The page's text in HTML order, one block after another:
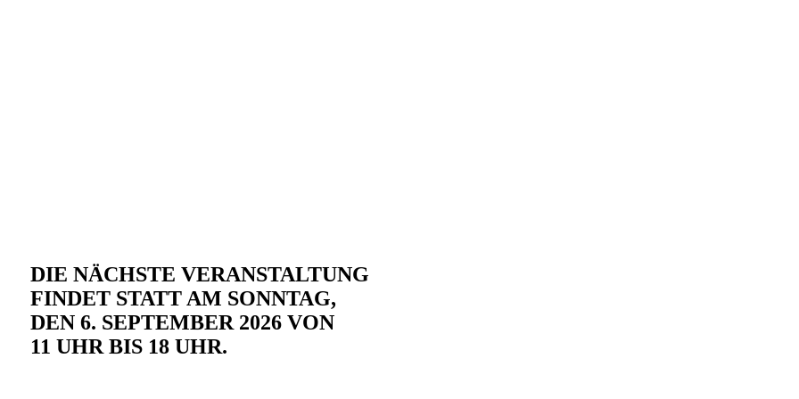
DIE NÄCHSTE VERANSTALTUNG
FINDET STATT AM SONNTAG,
DEN 6. SEPTEMBER 2026 VON
11 UHR BIS 18 UHR.